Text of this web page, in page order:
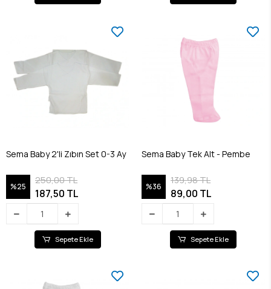
Sema Baby 2'li Zıbın Set 0-3 Ay
%25
250,00 TL
187,50 TL
Sepete Ekle
Sema Baby Tek Alt - Pembe
%36
139,98 TL
89,00 TL
Sepete Ekle